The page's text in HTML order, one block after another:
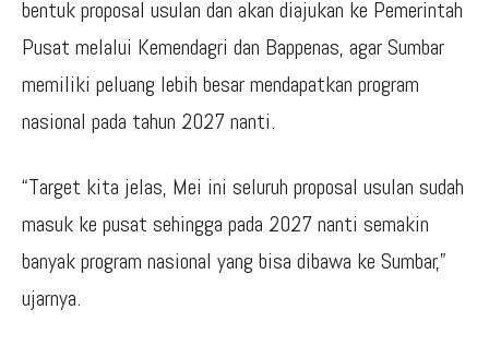
bentuk proposal usulan dan akan diajukan ke Pemerintah
Pusat melalui Kemendagri dan Bappenas, agar Sumbar
memiliki peluang lebih besar mendapatkan program
nasional pada tahun 2027 nanti.
“Target kita jelas, Mei ini seluruh proposal usulan sudah
masuk ke pusat sehingga pada 2027 nanti semakin
banyak program nasional yang bisa dibawa ke Sumbar,”
ujarnya.